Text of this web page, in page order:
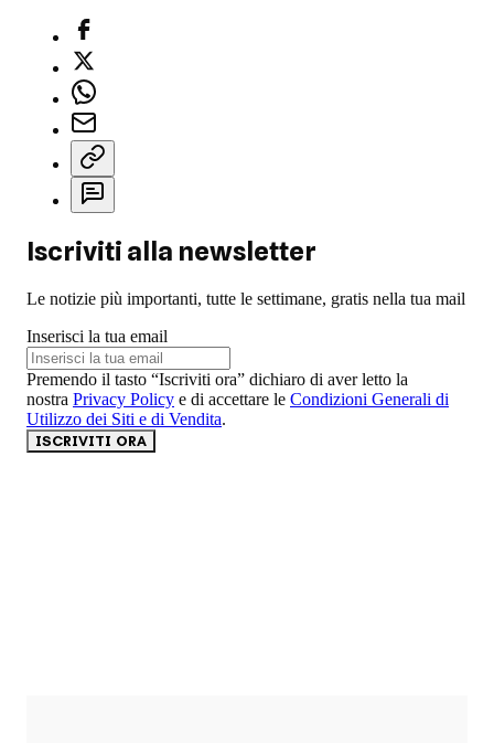
Iscriviti alla newsletter
Le notizie più importanti, tutte le settimane, gratis nella tua mail
Inserisci la tua email
Premendo il tasto “Iscriviti ora” dichiaro di aver letto la
nostra Privacy Policy e di accettare le Condizioni Generali di
Utilizzo dei Siti e di Vendita.
ISCRIVITI ORA